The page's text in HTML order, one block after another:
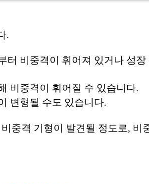
.
터 비중격이 휘어져 있거나 성
비중격이 휘어질 수 있습니다.
변형될 수도 있습니다.
중격 기형이 발견될 정도로, 비